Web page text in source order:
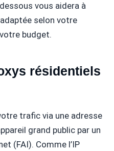
vous aidera à
selon votre
budget.
résidentiels
trafic via une adresse
grand public par un
(FAI). Comme l’IP